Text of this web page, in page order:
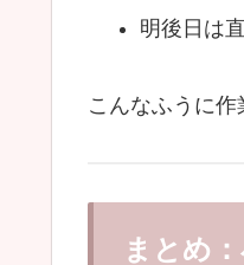
明後日は
こんなふうに
まとめ